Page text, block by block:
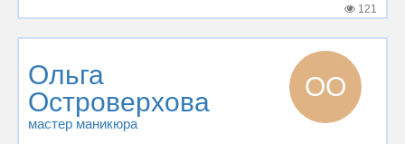
121
Ольга
Островерхова
мастер маникюра
ОО